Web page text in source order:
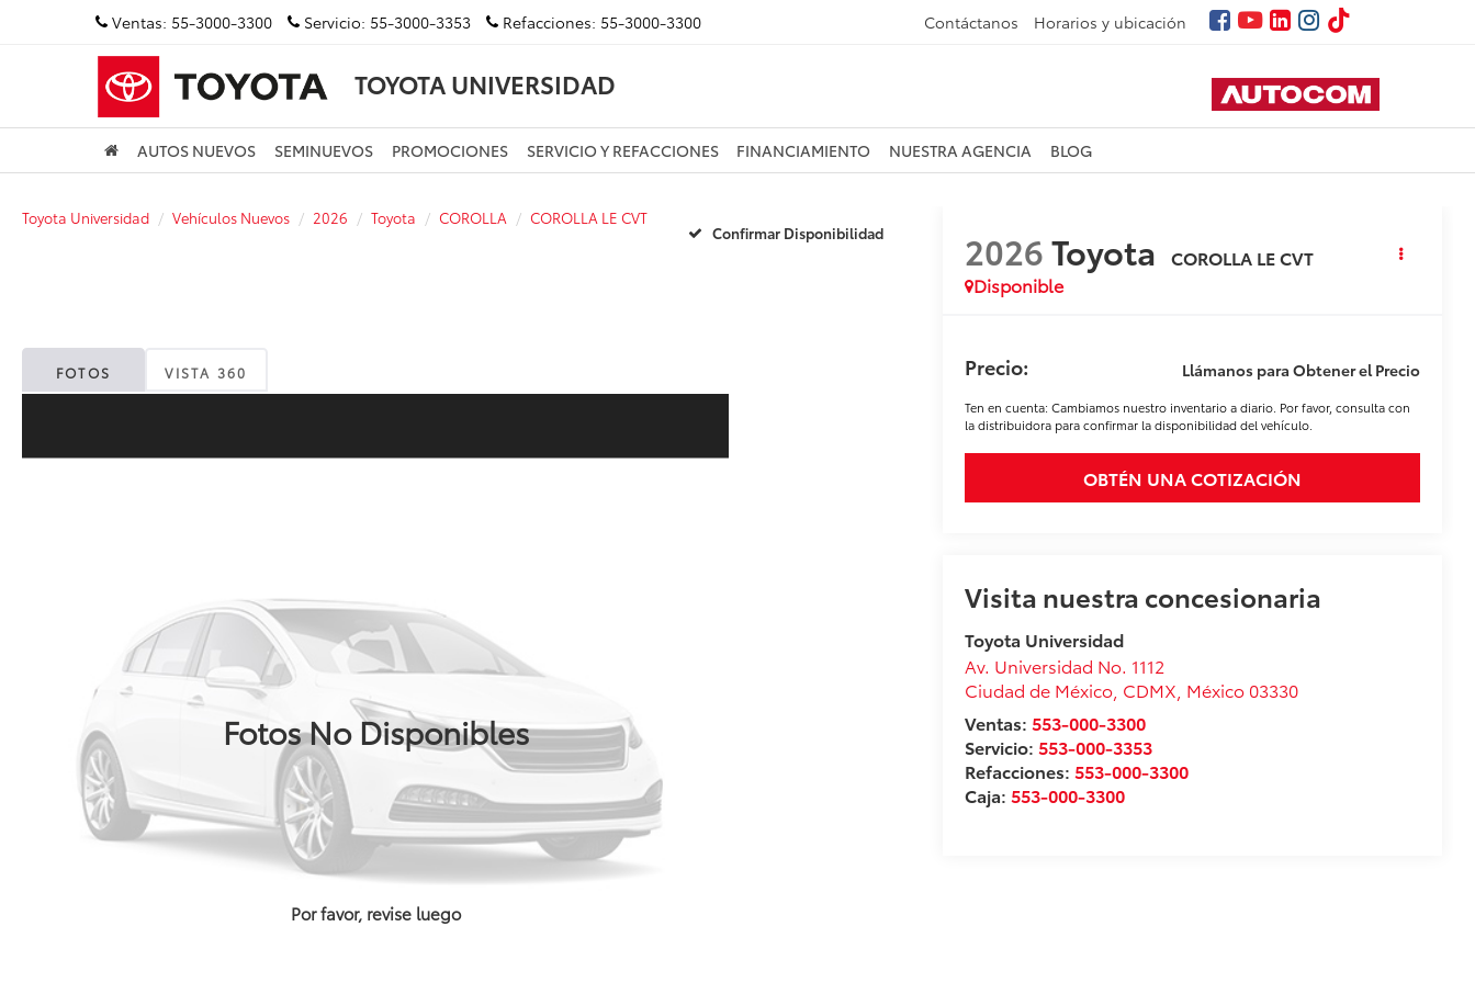
Ventas: 55-3000-3300 Servicio: 55-3000-3353 Refacciones: 55-3000-3300 Contáctanos Horarios y ubicación
TOYOTA UNIVERSIDAD
AUTOS NUEVOS SEMINUEVOS PROMOCIONES SERVICIO Y REFACCIONES FINANCIAMIENTO NUESTRA AGENCIA BLOG
Toyota Universidad Vehículos Nuevos 2026 Toyota COROLLA COROLLA LE CVT
Confirmar Disponibilidad
FOTOS VISTA 360
Fotos No Disponibles
Por favor, revise luego
2026Toyota
COROLLA LE CVT
Disponible
Precio: Llámanos para Obtener el Precio
Ten en cuenta: Cambiamos nuestro inventario a diario. Por favor, consulta con
la distribuidora para confirmar la disponibilidad del vehículo.
OBTÉN UNA COTIZACIÓN
Visita nuestra concesionaria
Toyota Universidad
Av. Universidad No. 1112
Ciudad de México CDMX , México 03330
Ventas:553-000-3300
Servicio:553-000-3353
Refacciones:553-000-3300
Caja:553-000-3300